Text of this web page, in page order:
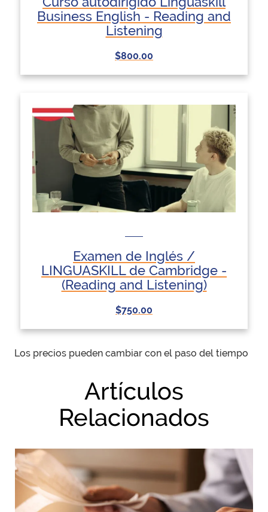
Business English - Reading and
Listening
$800.00
Examen de Inglés /
LINGUASKILL de Cambridge -
(Reading and Listening)
$750.00
Los precios pueden cambiar con el paso del tiempo
Artículos
Relacionados